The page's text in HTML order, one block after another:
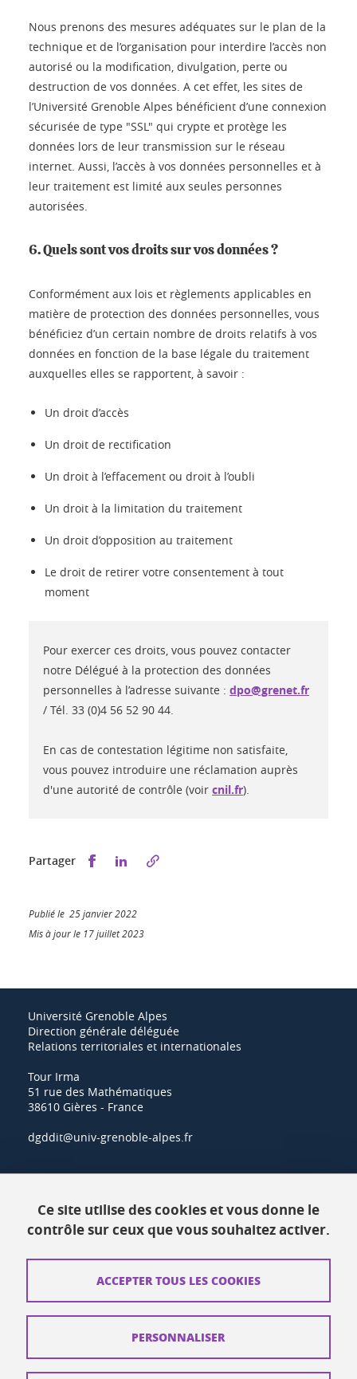
Nous prenons des mesures adéquates sur le plan de la
technique et de l’organisation pour interdire l’accès non
autorisé ou la modification, divulgation, perte ou
destruction de vos données. A cet effet, les sites de
l’Université Grenoble Alpes bénéficient d’une connexion
sécurisée de type "SSL" qui crypte et protège les
données lors de leur transmission sur le réseau
internet. Aussi, l’accès à vos données personnelles et à
leur traitement est limité aux seules personnes
autorisées.
6. Quels sont vos droits sur vos données ?
Conformément aux lois et règlements applicables en
matière de protection des données personnelles, vous
bénéficiez d’un certain nombre de droits relatifs à vos
données en fonction de la base légale du traitement
auxquelles elles se rapportent, à savoir :
Un droit d’accès
Un droit de rectification
Un droit à l’effacement ou droit à l’oubli
Un droit à la limitation du traitement
Un droit d’opposition au traitement
Le droit de retirer votre consentement à tout
moment
Pour exercer ces droits, vous pouvez contacter
notre Délégué à la protection des données
personnelles à l’adresse suivante : dpo@grenet.fr
/ Tél. 33 (0)4 56 52 90 44.
En cas de contestation légitime non satisfaite,
vous pouvez introduire une réclamation auprès
d'une autorité de contrôle (voir cnil.fr).
Partager Partager sur Facebook
Partager sur LinkedIn
Publié le 25 janvier 2022
Mis à jour le 17 juillet 2023
Université Grenoble Alpes
Direction générale déléguée
Relations territoriales et internationales
Tour Irma
51 rue des Mathématiques
38610 Gières - France
dgddit@univ-grenoble-alpes.fr
Ressources
Contacts
Plans d'accès
Mentions légales
Ce site utilise des cookies et vous donne le
contrôle sur ceux que vous souhaitez activer.
ACCEPTER TOUS LES COOKIES
PERSONNALISER